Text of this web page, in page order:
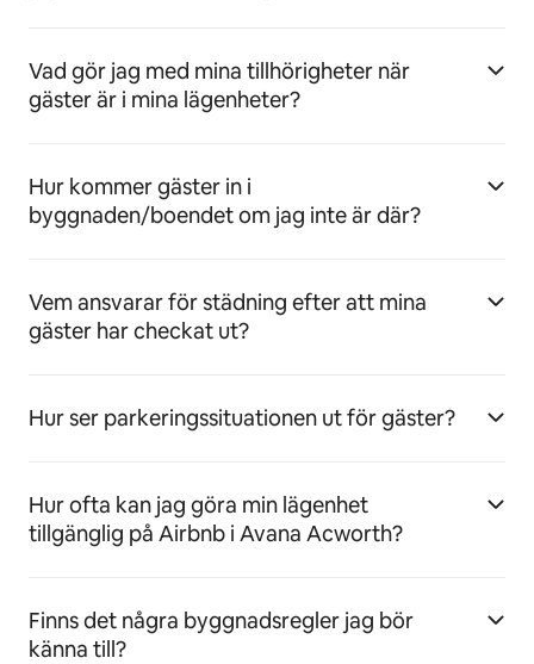
Vad gör jag med mina tillhörigheter när
gäster är i mina lägenheter?
Hur kommer gäster in i
byggnaden/boendet om jag inte är där?
Vem ansvarar för städning efter att mina
gäster har checkat ut?
Hur ser parkeringssituationen ut för gäster?
Hur ofta kan jag göra min lägenhet
tillgänglig på Airbnb i Avana Acworth?
Finns det några byggnadsregler jag bör
känna till?